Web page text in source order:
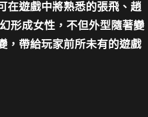
在遊戲中將熟悉的張飛、趙
形成女性，不但外型隨著變
，帶給玩家前所未有的遊戲